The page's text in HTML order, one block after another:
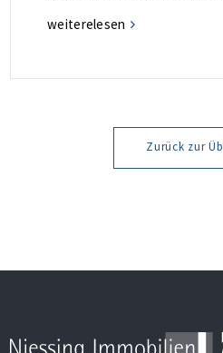
Heutiger Zins bei 0,53 Prozent
Einzelmaßnahmen […]
weiterelesen
Zurück zur